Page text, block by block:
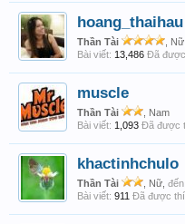
hoang_thaihau
Thần Tài
,
Bài viết: 13,486 Đã
muscle
Thần Tài
, Nam
Bài viết: 1,093 Đã được
khactinhchulo
Thần Tài , Nữ,
Bài viết: 911 Đã được